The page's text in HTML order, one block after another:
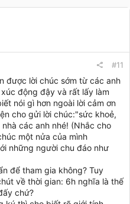
#11
được lời chúc sớm từ các anh
động đậy và rất lấy làm
nói gì hơn ngoài lời cảm ơn
cho gửi lời chúc:"sức khoẻ,
các anh nhé! (Nhắc cho
một nửa của mình
những người chu đáo như
để tham gia không? Tuy
về thời gian: 6h nghĩa là thế
chứ?